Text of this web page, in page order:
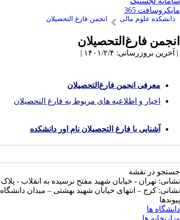
مایکروسافت 365
دانشکده علوم مالی انجمن فارغ التحصیلان
انجمن فارغ‌التحصیلان
| آخرین بروزرسانی: ۱۴۰۱/۲/۴ |
معرفی ا نجمن فارغ‌التحصیلان
اخبار و اطلاعیه های مربوط به فارغ التحصیلان
آشنایی با فار غ التحصیلان نام اور دانشکده
جستجو در نقشه
نشانی: تهران - خیابان شهید مفتح نرسیده به انقلاب - پلاک ۴۳
نشانی: کرج – انتهای خیابان شهید بهشتی – میدان دانشگاه
پیوندها
دانشگاه ها
وزارتخانه ها